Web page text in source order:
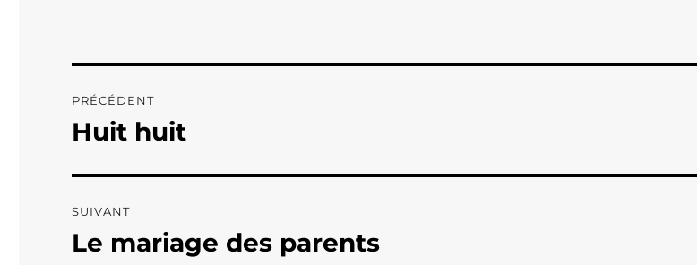
de
PRÉCÉDENT
Publication
Huit huit
SUIVANT
Publication
Le mariage des parents